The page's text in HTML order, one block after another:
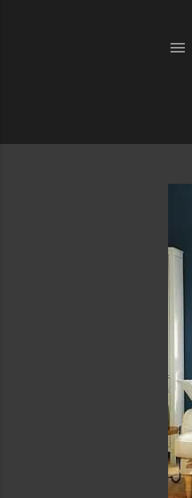
o
s
t
a
g
e
n
s